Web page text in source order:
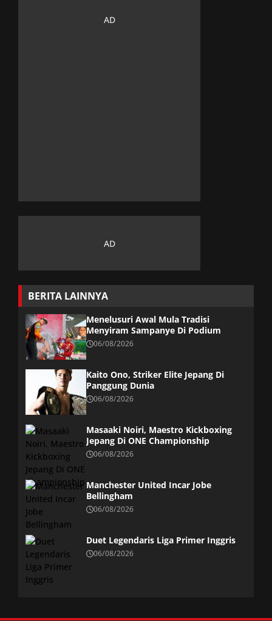
BERITA LAINNYA
Menelusuri Awal Mula Tradisi
Menyiram Sampanye Di Podium
06/08/2026
Kaito Ono, Striker Elite Jepang Di
Panggung Dunia
06/08/2026
Masaaki Noiri, Maestro Kickboxing
Jepang Di ONE Championship
06/08/2026
Manchester United Incar Jobe
Bellingham
06/08/2026
Duet Legendaris Liga Primer Inggris
06/08/2026